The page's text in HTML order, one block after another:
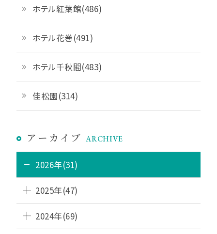
ホテル紅葉館(486)
ホテル花巻(491)
ホテル千秋閣(483)
佳松園(314)
アーカイブ ARCHIVE
2026年(31)
2025年(47)
2024年(69)